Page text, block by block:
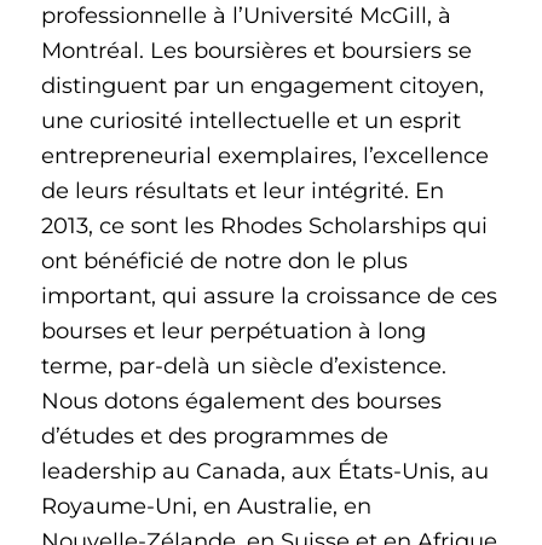
professionnelle à l’Université McGill, à
Montréal. Les boursières et boursiers se
distinguent par un engagement citoyen,
une curiosité intellectuelle et un esprit
entrepreneurial exemplaires, l’excellence
de leurs résultats et leur intégrité. En
2013, ce sont les Rhodes Scholarships qui
ont bénéficié de notre don le plus
important, qui assure la croissance de ces
bourses et leur perpétuation à long
terme, par-delà un siècle d’existence.
Nous dotons également des bourses
d’études et des programmes de
leadership au Canada, aux États‑Unis, au
Royaume-Uni, en Australie, en